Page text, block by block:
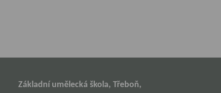
Základní umělecká škola, Třeboň,